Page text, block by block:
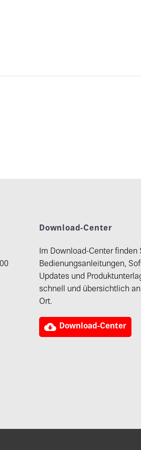
Download-Center
Im Download-Center finden
Bedienungsanleitungen,
Updates und
schnell und übersichtlich
Ort.
 Download-Center